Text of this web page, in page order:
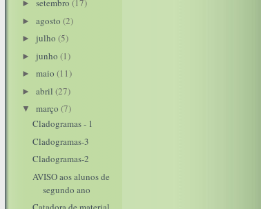
► setembro (17)
► agosto (2)
► julho (5)
► junho (1)
► maio (11)
► abril (27)
▼ março (7)
Cladogramas - 1
Cladogramas-3
Cladogramas-2
AVISO aos alunos de
segundo ano